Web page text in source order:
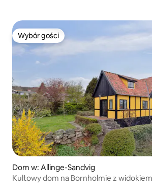
Wybór gości
Wybór gości
Dom w: Allinge-Sandvig
Kultowy dom na Bornholmie z